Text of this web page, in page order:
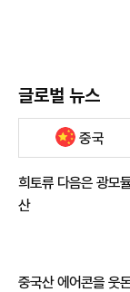
글로벌 뉴스
중국
희토류 다음은 광모
산
중국산 에어콘을 웃